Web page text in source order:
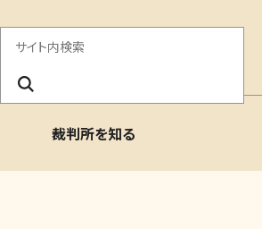
サ
イ
ト
検
裁判所を知る